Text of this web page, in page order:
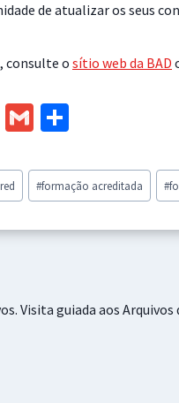
de atualizar os seus
consulte osítio web da BAD
Pi G
ai
l
ar
e
#formação acreditada #
Visita guiada aos Arquivos